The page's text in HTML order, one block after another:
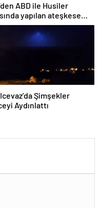
ABD ile Husiler
yapılan ateşkese
değerlendirme
Şimşekler
Aydınlattı